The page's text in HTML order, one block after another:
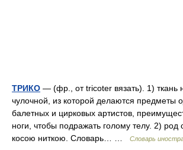
ТРИКО — (фр., от tricoter вязать). 1) ткань
чулочной, из которой делаются предметы
балетных и цирковых артистов,
ноги, чтобы подражать голому телу. 2) род
косою ниткою. Словарь… …
Словарь